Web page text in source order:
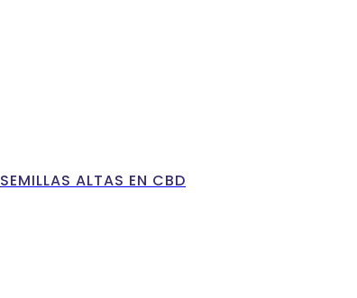
SEMILLAS ALTAS EN CBD